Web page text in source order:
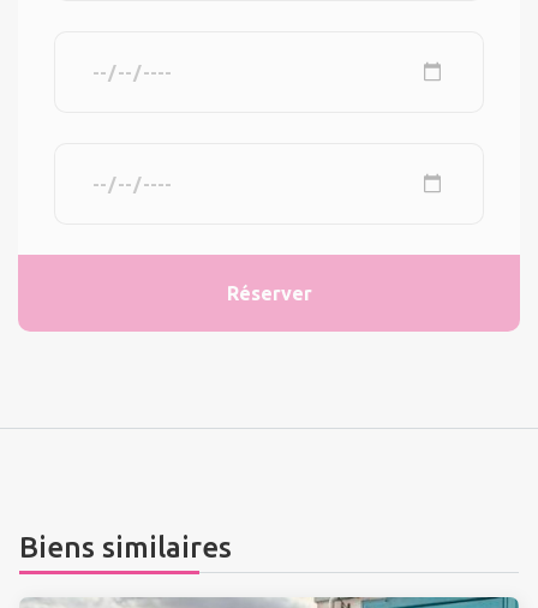
Biens similaires